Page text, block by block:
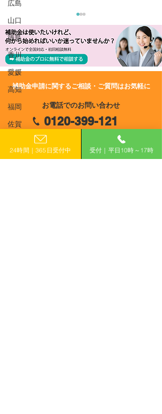
広島
山口
徳島
香川
愛媛
高知
福岡
佐賀
熊本
市】岡山市中小企業設備
投資支援補助金（新分野
進出枠）
​補助金申請に関するご相談・ご質問はお気軽に
お電話でのお問い合わせ
0120-399-121
（平日10:00−17:00）
24時間｜365日受付中 受付｜平日10時～17時